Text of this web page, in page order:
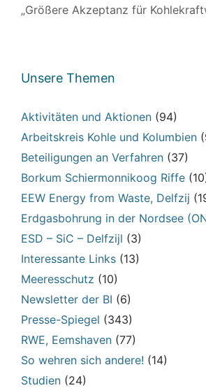
„Größere Akzeptanz für
Unsere Themen
Aktivitäten und Aktionen (94)
Arbeitskreis Kohle und Kolumbien
Beteiligungen an Verfahren (37)
Borkum Schiermonnikoog Riffe
EEW Energy from Waste, Delfzij
Erdgasbohrung in der Nordsee
ESD – SiC – Delfzijl (3)
Interessante Links (13)
Meeresschutz (10)
Newsletter der BI (6)
Presse-Spiegel (343)
RWE, Eemshaven (77)
So wehren sich andere! (14)
Studien (24)